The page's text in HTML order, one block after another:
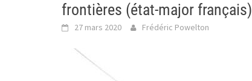
frontières (état-major français)
27 mars 2020 Frédéric Powelton